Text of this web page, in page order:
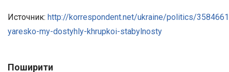
Источник: http://korrespondent.net/ukraine/politics/
yaresko-my-dostyhly-khrupkoi-stabylnosty
Поширити